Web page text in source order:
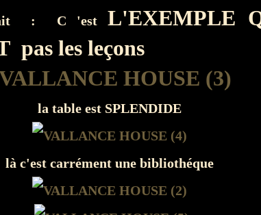
: C 'est L'EXEMPLE
pas les leçons
la table est SPLENDIDE
là c'est carrément une bibliothéque